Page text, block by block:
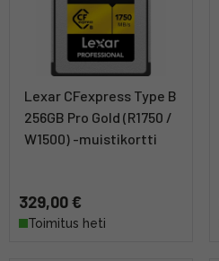
Lexar CFexpress Type B
256GB Pro Gold (R1750 /
W1500) -muistikortti
329,00 €
Toimitus heti